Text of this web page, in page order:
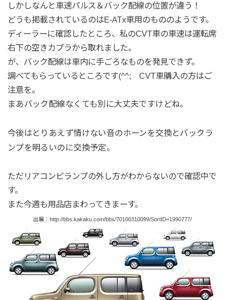
しかしなんと車速パルス＆バック配線の位置が違う！
どうも掲載されているのはE-ATx車用のもののようです。
ディーラーに確認したところ、私のCVT車の車速は運転席
右下の空きカプラから取れました。
が、バック配線は車内に手ごろなものを発見できず。
調べてもらっているところです(^^; CVT車購入の方はご
注意を。
まあバック配線なくても別に大丈夫ですけどね。
今後はとりあえず情けない音のホーンを交換とバックラ
ンプを明るいのに交換予定。
ただリアコンビランプの外し方がわからないので確認中で
す。
また今週も用品店まわってきまーす。
出展：http://bbs.kakaku.com/bbs/70100310099/SortID=1990777/